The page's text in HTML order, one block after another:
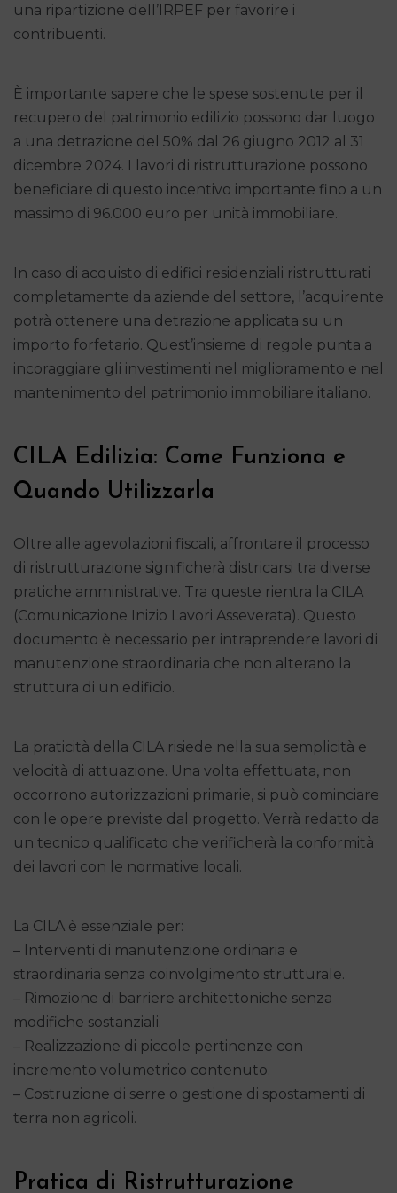
una ripartizione dell’IRPEF per favorire i
contribuenti.
È importante sapere che le spese sostenute per il
recupero del patrimonio edilizio possono dar luogo
a una detrazione del 50% dal 26 giugno 2012 al 31
dicembre 2024. I lavori di ristrutturazione possono
beneficiare di questo incentivo importante fino a un
massimo di 96.000 euro per unità immobiliare.
In caso di acquisto di edifici residenziali ristrutturati
completamente da aziende del settore, l’acquirente
potrà ottenere una detrazione applicata su un
importo forfetario. Quest’insieme di regole punta a
incoraggiare gli investimenti nel miglioramento e nel
mantenimento del patrimonio immobiliare italiano.
CILA Edilizia: Come Funziona e
Quando Utilizzarla
Oltre alle agevolazioni fiscali, affrontare il processo
di ristrutturazione significherà districarsi tra diverse
pratiche amministrative. Tra queste rientra la CILA
(Comunicazione Inizio Lavori Asseverata). Questo
documento è necessario per intraprendere lavori di
manutenzione straordinaria che non alterano la
struttura di un edificio.
La praticità della CILA risiede nella sua semplicità e
velocità di attuazione. Una volta effettuata, non
occorrono autorizzazioni primarie, si può cominciare
con le opere previste dal progetto. Verrà redatto da
un tecnico qualificato che verificherà la conformità
dei lavori con le normative locali.
La CILA è essenziale per:
– Interventi di manutenzione ordinaria e
straordinaria senza coinvolgimento strutturale.
– Rimozione di barriere architettoniche senza
modifiche sostanziali.
– Realizzazione di piccole pertinenze con
incremento volumetrico contenuto.
– Costruzione di serre o gestione di spostamenti di
terra non agricoli.
Pratica di Ristrutturazione